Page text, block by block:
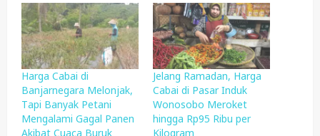
Harga Cabai di
Banjarnegara Melonjak,
Tapi Banyak Petani
Mengalami Gagal Panen
Akibat Cuaca Buruk
Jelang Ramadan, Harga
Cabai di Pasar Induk
Wonosobo Meroket
hingga Rp95 Ribu per
Kilogram